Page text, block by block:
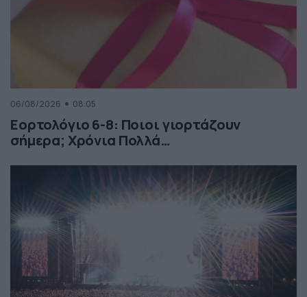
06/08/2026 08:05
Εορτολόγιο 6-8: Ποιοι γιορτάζουν
σήμερα; Χρόνια Πολλά…